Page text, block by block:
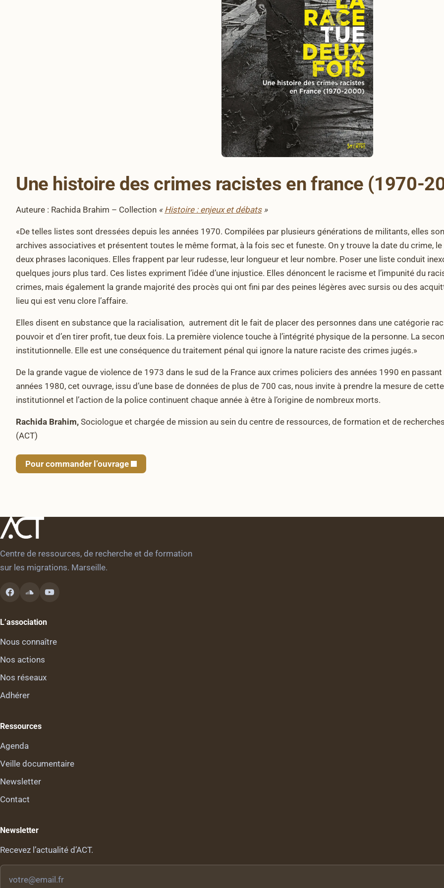
Une histoire des crimes racistes en france (1970-
Auteure : Rachida Brahim – Collection « Histoire : enjeux et débats»
«De telles listes sont dressées depuis les années 1970. Compilées par plusieurs générations de militants, elles
archives associatives et présentent toutes le même format, à la fois sec et funeste. On y trouve la date du crime, le
deux phrases laconiques. Elles frappent par leur rudesse, leur longueur et leur nombre. Poser une liste conduit
quelques jours plus tard. Ces listes expriment l’idée d’une injustice. Elles dénoncent le racisme et l’impunité du
crimes, mais également la grande majorité des procès qui ont fini par des peines légères avec sursis ou des
lieu qui est venu clore l’affaire.
Elles disent en substance que la racialisation, autrement dit le fait de placer des personnes dans une catégorie
pouvoir et d’en tirer profit, tue deux fois. La première violence touche à l’intégrité physique de la personne. La
institutionnelle. Elle est une conséquence du traitement pénal qui ignore la nature raciste des crimes jugés.»
De la grande vague de violence de 1973 dans le sud de la France aux crimes policiers des années 1990 en
années 1980, cet ouvrage, issu d’une base de données de plus de 700 cas, nous invite à prendre la mesure de
institutionnel et l’action de la police continuent chaque année à être à l’origine de nombreux morts.
Rachida Brahim, Sociologue et chargée de mission au sein du centre de ressources, de formation et de
(ACT)
Pour commander l’ouvrage
Centre de ressources, de recherche et de formation
sur les migrations. Marseille.
L’association
Nous connaître
Nos actions
Nos réseaux
Adhérer
Ressources
Agenda
Veille documentaire
Newsletter
Contact
Newsletter
Recevez l’actualité d’ACT.
email